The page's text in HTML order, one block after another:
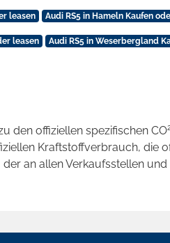
leasen Audi RS5 in Hameln Kaufen
leasen Audi RS5 in Weserbergland
den offiziellen spezifischen CO
Kraftstoffverbrauch, die
an allen Verkaufsstellen